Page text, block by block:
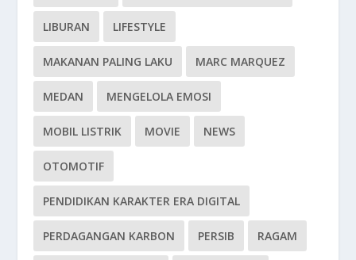
LIBURAN LIFESTYLE
MAKANAN PALING LAKU MARC MARQUEZ
MEDAN MENGELOLA EMOSI
MOBIL LISTRIK MOVIE NEWS
OTOMOTIF
PENDIDIKAN KARAKTER ERA DIGITAL
PERDAGANGAN KARBON PERSIB RAGAM